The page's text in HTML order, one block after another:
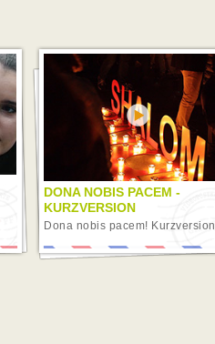
DONA NOBIS PACEM -
KURZVERSION
Dona nobis pacem! Kurzversion